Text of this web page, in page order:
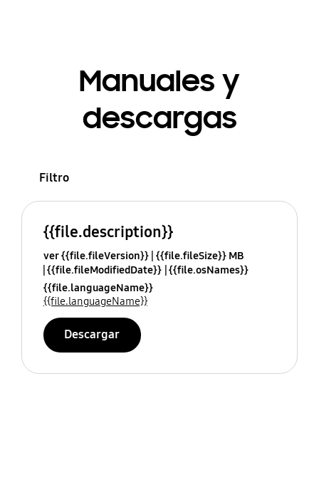
Manuales y
descargas
Filtro
{{file.description}}
ver {{file.fileVersion}} {{file.fileSize}} MB
{{file.fileModifiedDate}} {{file.osNames}}
{{file.languageName}}
{{file.languageName}}
Descargar